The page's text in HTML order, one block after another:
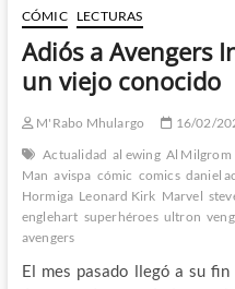
CÓMIC LECTURAS
Adiós a Avengers
un viejo conocido
M'Rabo Mhulargo 16/02/
Actualidad al ewing Al Milgrom
Man avispa cómic comics daniel
Hormiga Leonard Kirk Marvel
englehart superhéroes ultron
avengers
El mes pasado llegó a su